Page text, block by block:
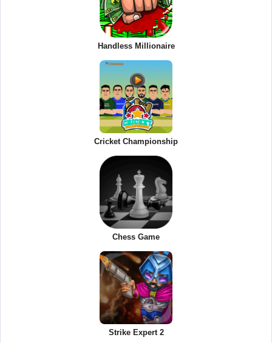
Handless Millionaire
Cricket Championship
Chess Game
Strike Expert 2